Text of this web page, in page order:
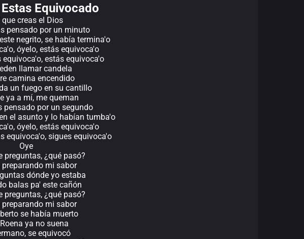
Equivocado
que creas el Dios
pensado por un minuto
negrito, se había termina'o
óyelo, estás equivoca'o
equivoca'o, estás equivoca'o
llamar candela
camina encendido
un fuego en su cantillo
ya a mí, me queman
pensado por un segundo
el asunto y lo habían tumba'o
óyelo, estás equivoca'o
equivoca'o, sigues equivoca'o
Oye
preguntas, ¿qué pasó?
preparando mi sabor
dónde yo estaba
balas pa' este cañón
preguntas, ¿qué pasó?
preparando mi sabor
se había muerto
ya no suena
se equivocó